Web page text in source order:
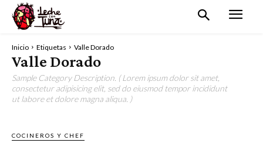
Inicio Etiquetas Valle Dorado
Valle Dorado
Sample Category Description. ( Lorem ipsum dolor sit amet,
consectetur adipisicing elit, sed do eiusmod tempor incididunt
ut labore et dolore magna aliqua. )
COCINEROS Y CHEF